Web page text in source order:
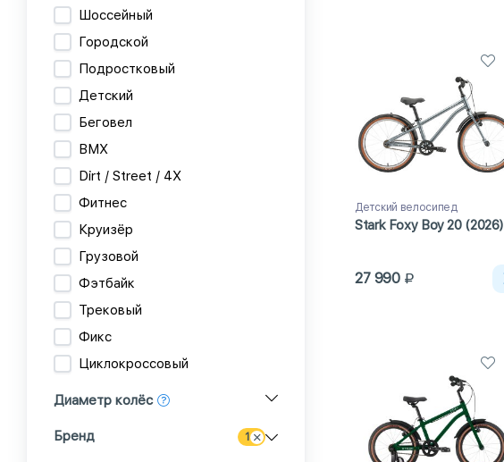
Детский велосипед
Stark Foxy Boy 20 (2026)
27 990
Шоссейный
Городской
Подростковый
Детский
Беговел
BMX
Dirt / Street / 4X
Фитнес
Круизёр
Грузовой
Фэтбайк
Трековый
Фикс
Циклокроссовый
Диаметр колёс
Бренд 1